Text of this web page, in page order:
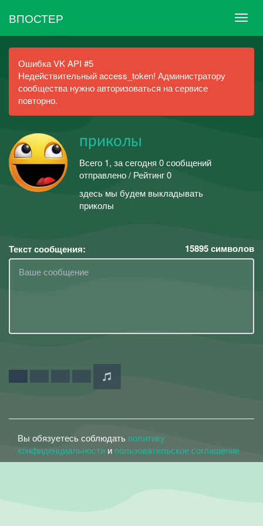
ВПОСТЕР
Ошибка VK API #5
Недействительный access_token! Администратору
сообщества нужно авторизоваться на сервисе
повторно.
приколы
Всего 1, за сегодня 0 сообщений
отправлено / Рейтинг 0
здесь мы будем выкладывать
приколы
Текст сообщения: 15895символов
Вы обязуетесь соблюдать политику
конфиденциальности и пользовательское соглашение